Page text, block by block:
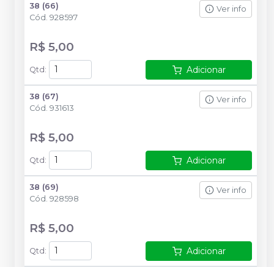
38 (66)
Cód. 928597
Ver info
R$ 5,00
Qtd : Adicionar
38 (67)
Cód. 931613
Ver info
R$ 5,00
Qtd : Adicionar
38 (69)
Cód. 928598
Ver info
R$ 5,00
Qtd : Adicionar